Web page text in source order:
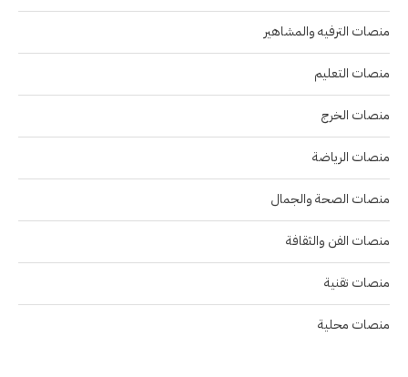
منصات الترفيه والمشاهير
منصات التعليم
منصات الخرج
منصات الرياضة
منصات الصحة والجمال
منصات الفن والثقافة
منصات تقنية
منصات محلية